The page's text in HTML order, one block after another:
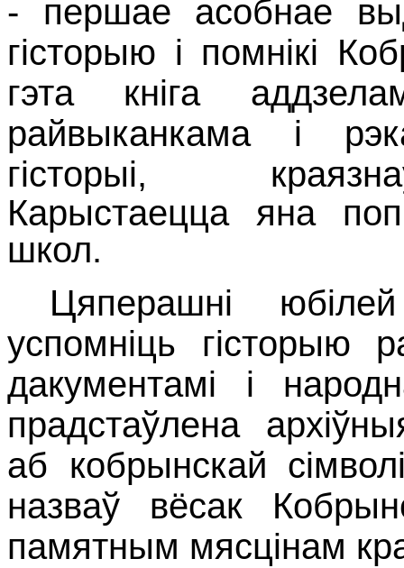
- першае асобнае
гісторыю і помнікі
гэта кніга
райвыканкама і
гісторыі,
Карыстаецца яна
школ.
Цяперашні
успомніць гісторыю
дакументамі і
прадстаўлена
аб кобрынскай
назваў вёсак
памятным мясцінам